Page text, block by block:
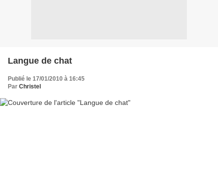
Langue de chat
Publié le 17/01/2010 à 16:45
Par Christel